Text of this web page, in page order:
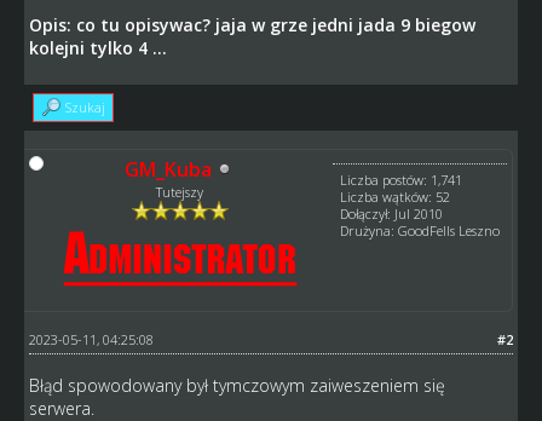
Opis: co tu opisywac? jaja w grze jedni jada 9 biegow
kolejni tylko 4 ...
Szukaj
GM_Kuba
Tutejszy
Liczba postów: 1,741
Liczba wątków: 52
Dołączył: Jul 2010
Drużyna: GoodFells Leszno
#2
2023-05-11, 04:25:08
Błąd spowodowany był tymczowym zaiweszeniem się
serwera.